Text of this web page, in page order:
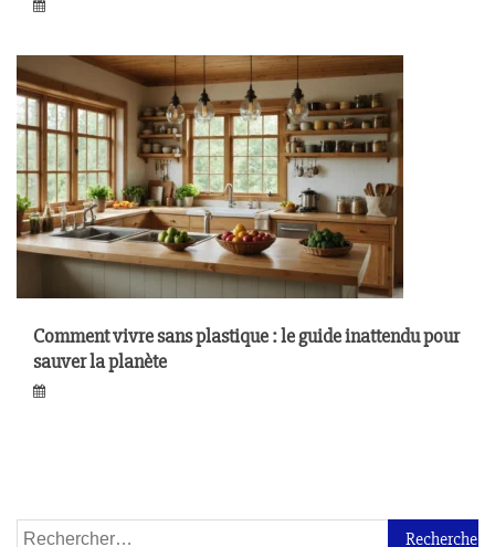
Comment vivre sans plastique : le guide inattendu pour
sauver la planète